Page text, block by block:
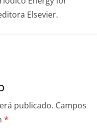
Elsevier.
publicado. Campos
*